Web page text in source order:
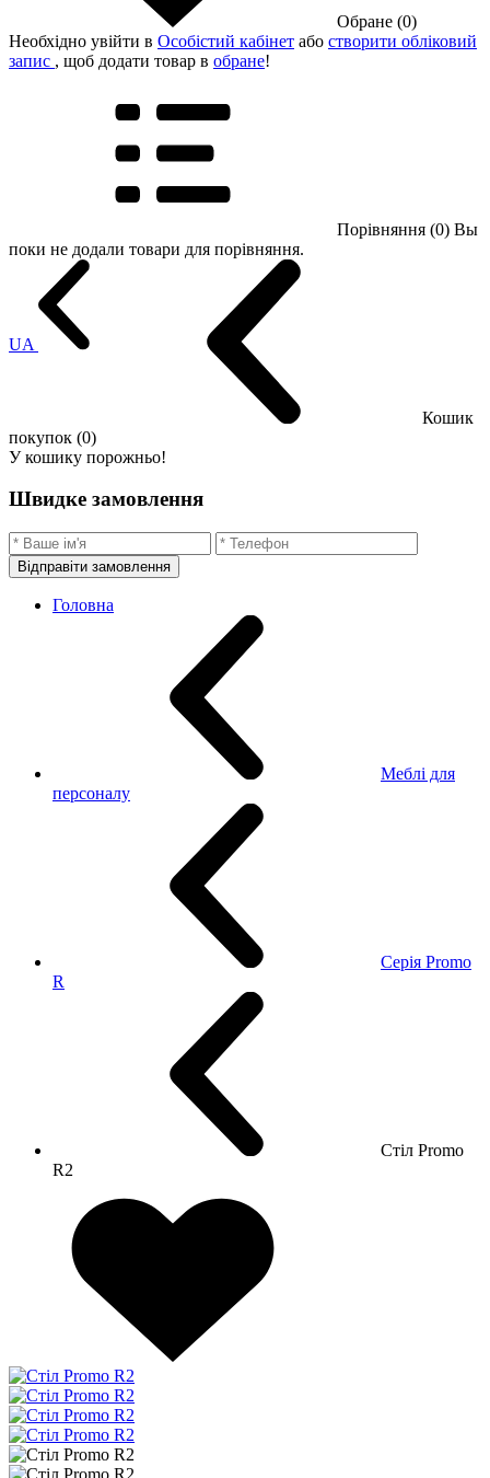
Обране (0)
Необхідно увійти в Особістий кабінет або створити обліковий
запис , щоб додати товар в обране!
Порівняння (0) Вы
поки не додали товари для порівняння.
UA
Кошик
покупок (0)
У кошику порожньо!
Швидке замовлення
Відправіти замовлення
Головна
Меблі для
персоналу
Серія Promo
R
Стіл Promo
R2